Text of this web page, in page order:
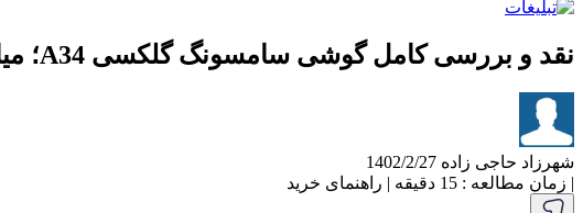
نقد و بررسی کامل گوشی سامسونگ گلکسی A34؛ میان رده‌ای با طراحی آشنا
شهرزاد حاجی زاده 1402/2/27
| زمان مطالعه : 15 دقیقه | راهنمای خرید